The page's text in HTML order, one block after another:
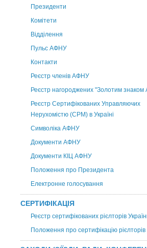
Президенти
Комітети
Відділення
Пульс АФНУ
Контакти
Реєстр членів АФНУ
Реєстр нагороджених "Золотим
Реєстр Сертифікованих Управляючих
Нерухомістю (CPM) в Україні
Символіка АФНУ
Документи АФНУ
Документи КІЦ АФНУ
Положення про Президента
Електронне голосування
СЕРТИФІКАЦІЯ
Реєстр сертифікованих рієлторів
Положення про сертифікацію рієлторів